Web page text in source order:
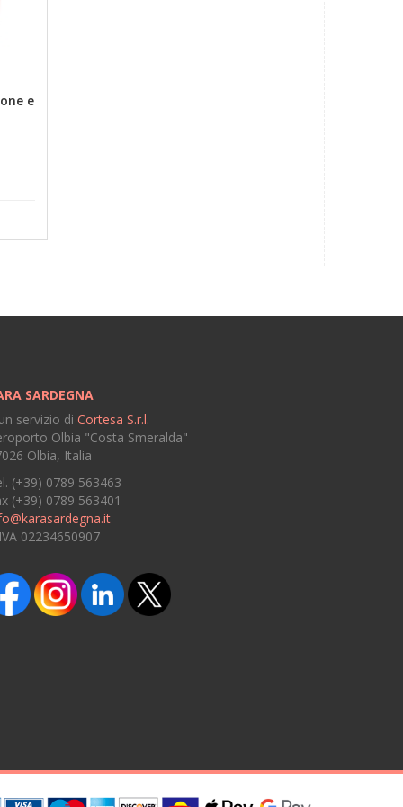
e
SARDEGNA
servizio di Cortesa S.r.l.
Olbia "Costa Smeralda"
Olbia, Italia
(+39) 0789 563463
(+39) 0789 563401
02234650907